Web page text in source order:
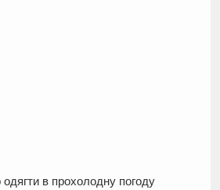
в прохолодну погоду